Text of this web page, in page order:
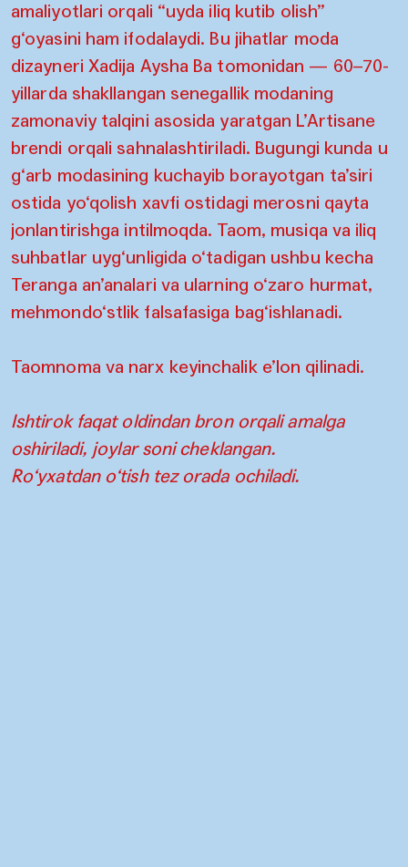
amaliyotlari orqali “uyda iliq kutib olish”
g‘oyasini ham ifodalaydi. Bu jihatlar moda
dizayneri Xadija Aysha Ba tomonidan — 60–70-
yillarda shakllangan senegallik modaning
zamonaviy talqini asosida yaratgan L’Artisane
brendi orqali sahnalashtiriladi. Bugungi kunda u
g‘arb modasining kuchayib borayotgan ta’siri
ostida yo‘qolish xavfi ostidagi merosni qayta
jonlantirishga intilmoqda. Taom, musiqa va iliq
suhbatlar uyg‘unligida o‘tadigan ushbu kecha
Teranga an’analari va ularning o‘zaro hurmat,
mehmondo‘stlik falsafasiga bag‘ishlanadi.
Taomnoma va narx keyinchalik e’lon qilinadi.
Ishtirok faqat oldindan bron orqali amalga
oshiriladi, joylar soni cheklangan.
Ro‘yxatdan o‘tish tez orada ochiladi.